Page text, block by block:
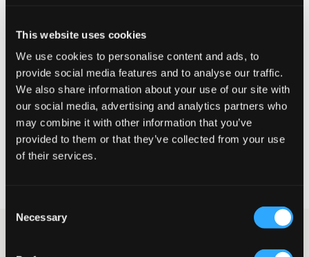
This website uses cookies
We use cookies to personalise content and ads, to
provide social media features and to analyse our traffic.
We also share information about your use of our site with
our social media, advertising and analytics partners who
may combine it with other information that you’ve
provided to them or that they’ve collected from your use
of their services.
Selection
Necessary
Taille perçue
Petit Parfait
CHOISIR LA TAILLE
Livraison gratuite à partir de 69 €
Jean de Gina Tricot Young dans une coupe droite. La taille est